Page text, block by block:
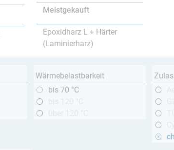
Meistgekauft
Epoxidharz L + Härter
(Laminierharz)
Wärmebelastbarkeit
bis 70 °C